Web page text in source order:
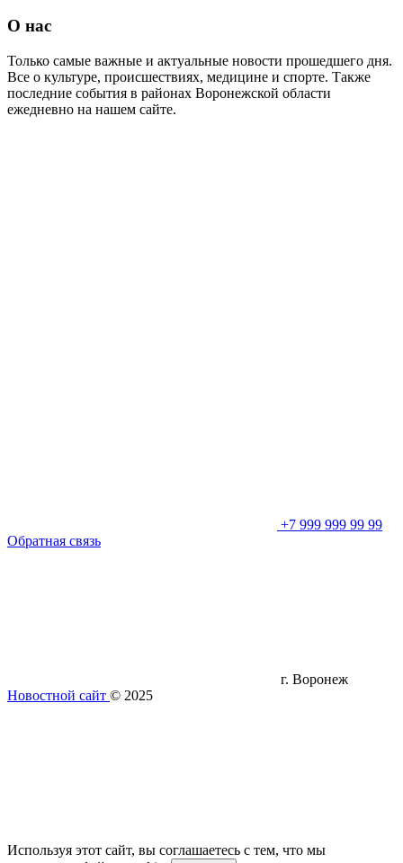
О нас
Только самые важные и актуальные новости прошедшего дня.
Все о культуре, происшествиях, медицине и спорте. Также
последние события в районах Воронежской области
ежедневно на нашем сайте.
+7 999 999 99 99
Обратная связь
г. Воронеж
Новостной сайт © 2025
Используя этот сайт, вы соглашаетесь с тем, что мы